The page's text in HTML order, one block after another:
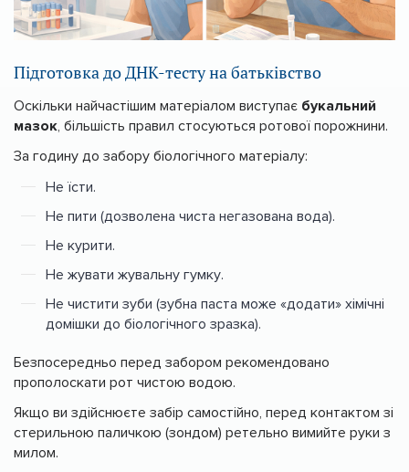
Підготовка до ДНК-тесту на батьківство
Оскільки найчастішим матеріалом виступає букальний
мазок, більшість правил стосуються ротової порожнини.
За годину до забору біологічного матеріалу:
Не їсти.
Не пити (дозволена чиста негазована вода).
Не курити.
Не жувати жувальну гумку.
Не чистити зуби (зубна паста може «додати» хімічні
домішки до біологічного зразка).
Безпосередньо перед забором рекомендовано
прополоскати рот чистою водою.
Якщо ви здійснюєте забір самостійно, перед контактом зі
стерильною паличкою (зондом) ретельно вимийте руки з
милом.